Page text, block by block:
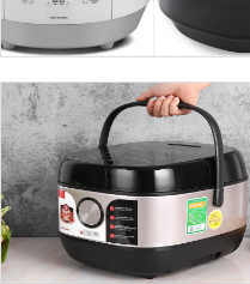
1.Nồi cơm điện cao tần
Nồi cơm điện tửcao tần
Nồi cơm điện tử cao tần
Nồi cơm điện cao tần là
đây còn là nồi cơm điện
sang trọng.